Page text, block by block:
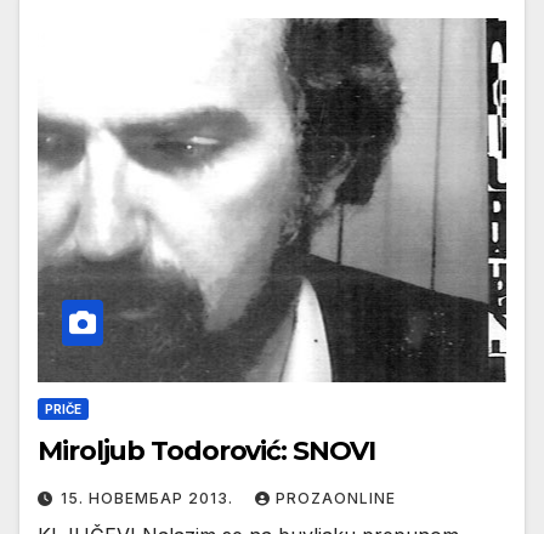
PRIČE
Miroljub Todorović: SNOVI
15. НОВЕМБАР 2013. PROZAONLINE